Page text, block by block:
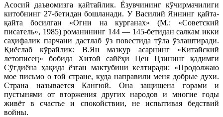
Асосий даъвомизга қайтайлик. Ёзувчининг кўчирмачилиги
китобнинг 27-бетидан бошланади. У Василий Яннинг қайта-
қайта босилган «Огни на курганах» (М.: «Советский
писатель», 1985) романининг 144 — 145-бетидан салкам икки
саҳифалик парчани дастлаб ўз повестида тўла ўзлаштиради.
Қиёслаб кўрайлик: В.Ян мазкур асарнинг «Китайский
летописец» бобида Хитой сайёҳи Цен Цзининг қадимги
Сўғдиёна ҳақида ёзган мактубини келтиради: «Продолжаю
мое письмо о той стране, куда направили меня добрые духи.
Страна называется Кангюй. Она защищена горами и
пустынями от вторжения других народов и многие годы
живёт в счастье и спокойствии, не испытивая бедствий
войны.